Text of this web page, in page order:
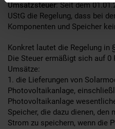
Umsatzsteuer: Seit dem
UStG die Regelung, dass bei
Komponenten und Speicher
Konkret lautet die Regelung in
Die Steuer ermäßigt sich auf 0
Umsätze:
1. die Lieferungen von
Photovoltaikanlage,
Photovoltaikanlage
Speicher, die dazu dienen,
Strom zu speichern, wenn die